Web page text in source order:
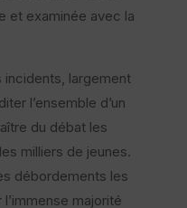
et examinée avec la
incidents, largement
l’ensemble d’un
du débat les
milliers de jeunes.
débordements les
majorité